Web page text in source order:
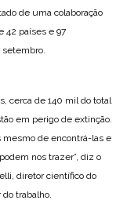
de uma colaboração
42 países e 97
cerca de 140 mil do total
em perigo de extinção.
mesmo de encontrá-las e
nos trazer”, diz o
diretor científico do
trabalho.